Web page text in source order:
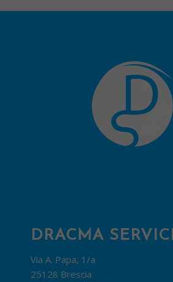
DRACMA
Via A. Papa, 1/a
25128 Brescia